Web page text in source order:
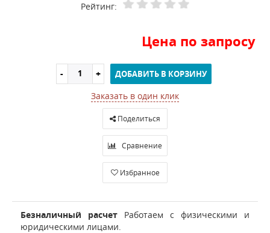
Рейтинг:
Цена по запросу
ДОБАВИТЬ В КОРЗИНУ
Заказать в один клик
Поделиться
Сравнение
Избранное
Безналичный расчет Работаем с физическими и
юридическими лицами.